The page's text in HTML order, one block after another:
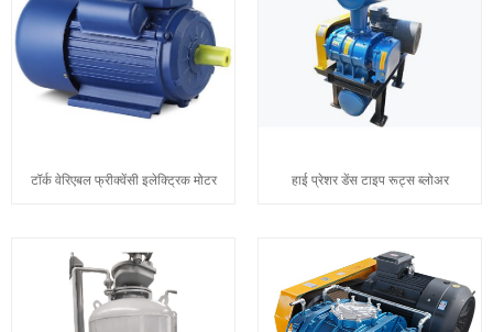
टॉर्क वेरिएबल फ्रीक्वेंसी इलेक्ट्रिक मोटर हाई प्रेशर डेंस टाइप रूट्स ब्लोअर